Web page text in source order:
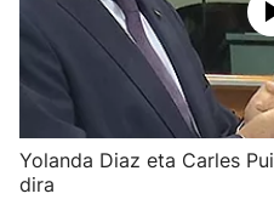
Yolanda Diaz eta Carles
dira